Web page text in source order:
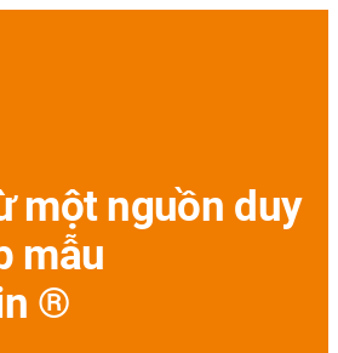
một nguồn duy
mẫu
®